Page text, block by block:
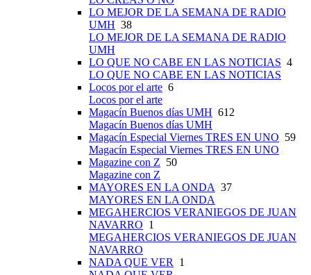
LO MEJOR DE LA SEMANA DE RADIO
UMH 38
LO MEJOR DE LA SEMANA DE RADIO
UMH
LO QUE NO CABE EN LAS NOTICIAS 4
LO QUE NO CABE EN LAS NOTICIAS
Locos por el arte 6
Locos por el arte
Magacín Buenos días UMH 612
Magacín Buenos días UMH
Magacín Especial Viernes TRES EN UNO 59
Magacín Especial Viernes TRES EN UNO
Magazine con Z 50
Magazine con Z
MAYORES EN LA ONDA 37
MAYORES EN LA ONDA
MEGAHERCIOS VERANIEGOS DE JUAN
NAVARRO 1
MEGAHERCIOS VERANIEGOS DE JUAN
NAVARRO
NADA QUE VER 1